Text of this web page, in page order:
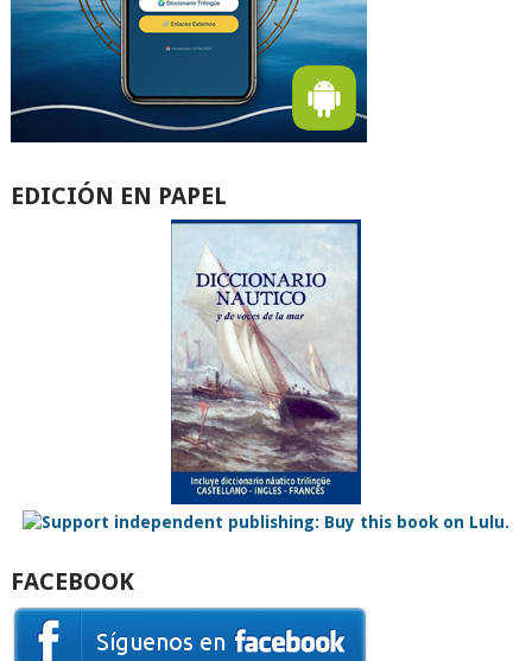
EDICIÓN EN PAPEL
FACEBOOK